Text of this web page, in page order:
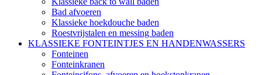
Bad afvoeren
Klassieke hoekdouche baden
Roestvrijstalen en messing baden
KLASSIEKE FONTEINTJES EN HANDENWASSERS
Fonteinen
Fonteinkranen